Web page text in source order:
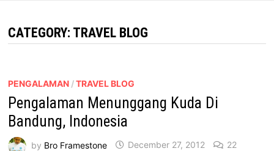
CATEGORY: TRAVEL BLOG
PENGALAMAN /TRAVEL BLOG
Pengalaman Menunggang Kuda Di
Bandung, Indonesia
by Bro Framestone December 27, 2012 22